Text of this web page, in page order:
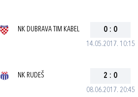
14.05.2017. 10:15
NK DUBRAVA TIM KABEL 0 : 0
08.06.2017. 20:45
NK RUDEŠ 2 : 0